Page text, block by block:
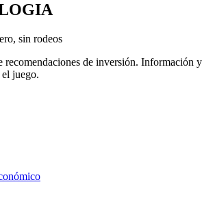
sin rodeos
recomendaciones de inversión. Información y
juego.